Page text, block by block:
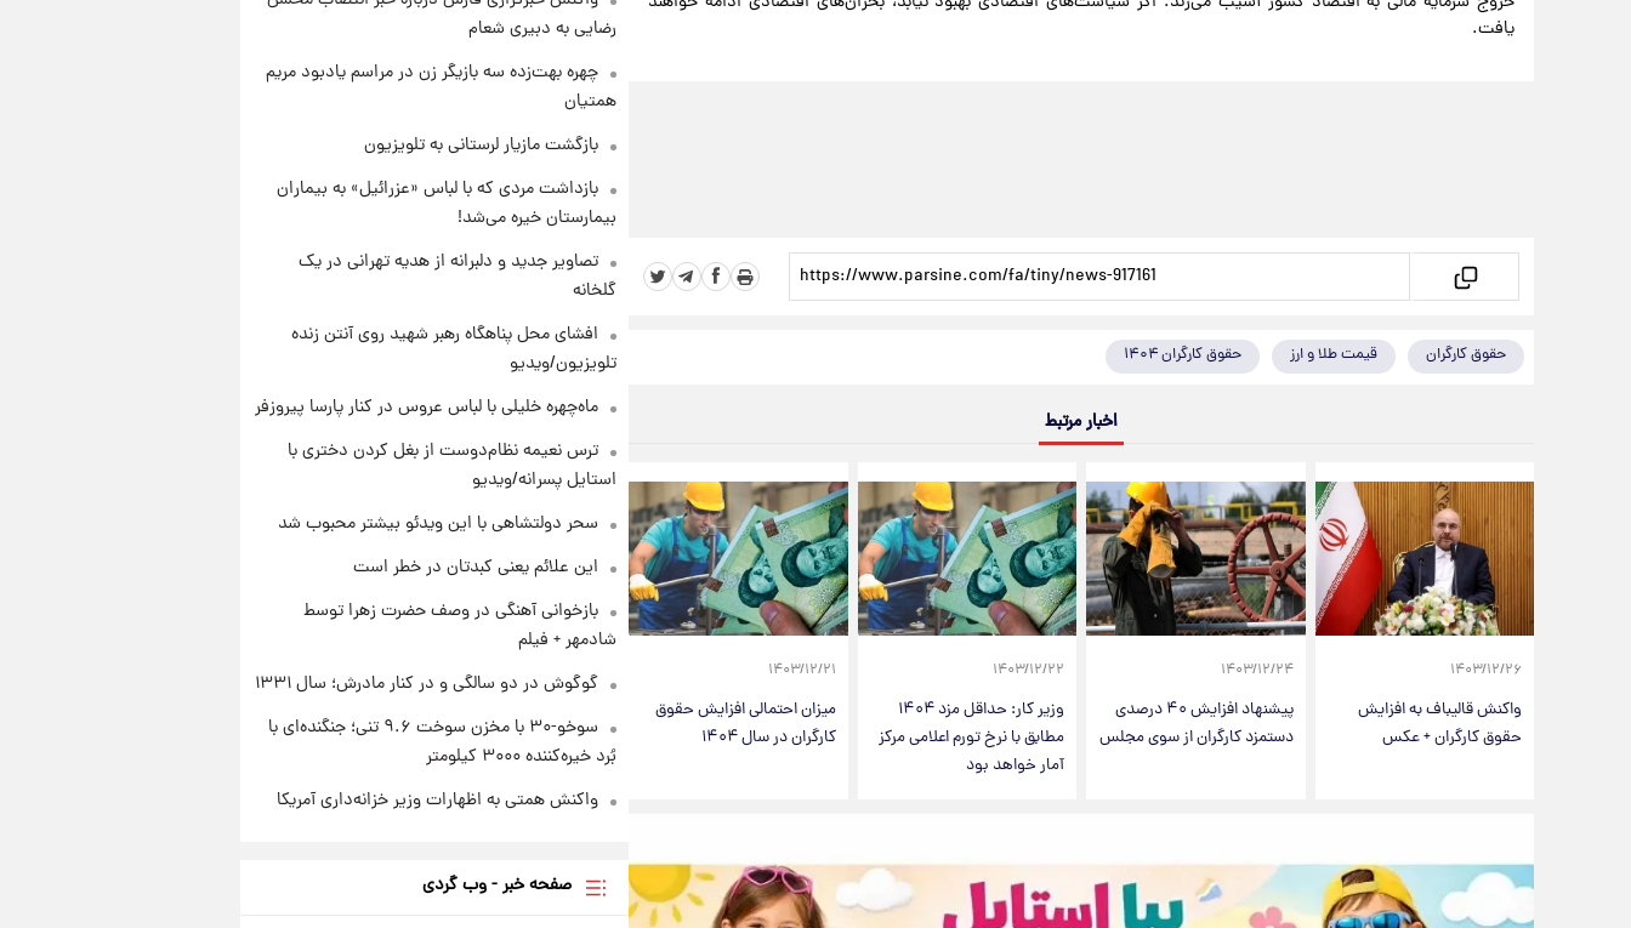
یافت.
حقوق کارگران قیمت طلا و ارز حقوق کارگران ۱۴۰۴
اخبار مرتبط
۱۴۰۳/۱۲/۲۶
واکنش قالیباف به افزایش
حقوق کارگران + عکس
۱۴۰۳/۱۲/۲۴
پیشنهاد افزایش ۴۰ درصدی
دستمزد کارگران از سوی مجلس
۱۴۰۳/۱۲/۲۲
وزیر کار: حداقل مزد ۱۴۰۴
مطابق با نرخ تورم اعلامی مرکز
آمار خواهد بود
۱۴۰۳/۱۲/۲۱
میزان احتمالی افزایش حقوق
کارگران در سال ۱۴۰۴
۱ روز پیش
تصاویر کمتر دیده‌شده از شهیدان
حاجی‌زاده و باقری؛ فرماندهان
رضایی به دبیری شعام
چهره بهت‌زده سه بازیگر زن در مراسم یادبود مریم
همتیان
بازگشت مازیار لرستانی به تلویزیون
بازداشت مردی که با لباس «عزرائیل» به بیماران
بیمارستان خیره می‌شد!
تصاویر جدید و دلبرانه از هدیه تهرانی در یک
گلخانه
افشای محل پناهگاه‌ رهبر شهید روی آنتن زنده
تلویزیون/ویدیو
ماه‌چهره خلیلی با لباس عروس در کنار پارسا پیروزفر
ترس نعیمه نظام‌دوست از بغل کردن دختری با
استایل پسرانه/ویدیو
سحر دولتشاهی با این ویدئو بیشتر محبوب شد
این علائم یعنی کبدتان در خطر است
بازخوانی آهنگی در وصف حضرت زهرا توسط
شادمهر + فیلم
گوگوش در دو سالگی و در کنار مادرش؛ سال ۱۳۳۱
سوخو-۳۰ با مخزن سوخت ۹.۶ تنی؛ جنگنده‌ای با
بُرد خیره‌کننده ۳۰۰۰ کیلومتر
واکنش همتی به اظهارات وزیر خزانه‌داری آمریکا
صفحه خبر - وب گردی